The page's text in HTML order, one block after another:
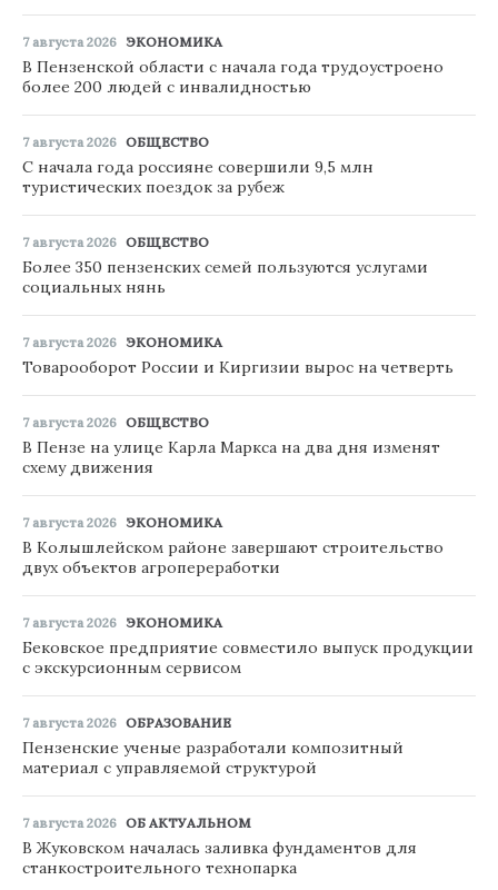
7 августа 2026 ЭКОНОМИКА
В Пензенской области с начала года трудоустроено
более 200 людей с инвалидностью
7 августа 2026 ОБЩЕСТВО
С начала года россияне совершили 9,5 млн
туристических поездок за рубеж
7 августа 2026 ОБЩЕСТВО
Более 350 пензенских семей пользуются услугами
социальных нянь
7 августа 2026 ЭКОНОМИКА
Товарооборот России и Киргизии вырос на четверть
7 августа 2026 ОБЩЕСТВО
В Пензе на улице Карла Маркса на два дня изменят
схему движения
7 августа 2026 ЭКОНОМИКА
В Колышлейском районе завершают строительство
двух объектов агропереработки
7 августа 2026 ЭКОНОМИКА
Бековское предприятие совместило выпуск продукции
с экскурсионным сервисом
7 августа 2026 ОБРАЗОВАНИЕ
Пензенские ученые разработали композитный
материал с управляемой структурой
7 августа 2026 ОБ АКТУАЛЬНОМ
В Жуковском началась заливка фундаментов для
станкостроительного технопарка